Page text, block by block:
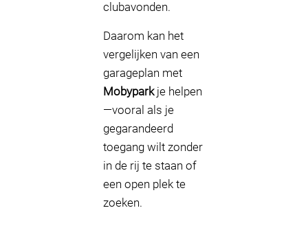
clubavonden.
Daarom kan het
vergelijken van een
garageplan met
Mobyparkje helpen
—vooral als je
gegarandeerd
toegang wilt zonder
in de rij te staan of
een open plek te
zoeken.